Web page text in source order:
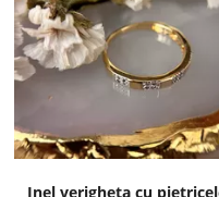
Inel verigheta cu